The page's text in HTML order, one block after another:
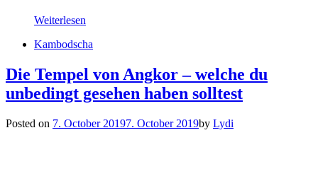
Weiterlesen
Kambodscha
Die Tempel von Angkor – welche du
unbedingt gesehen haben solltest
Posted on 7. October 20197. October 2019by Lydi